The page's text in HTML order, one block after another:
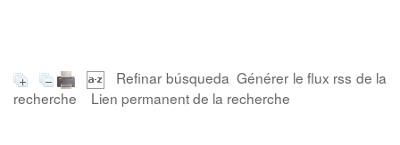
Refinar búsqueda Générer le flux rss de la
recherche
Lien permanent de la recherche